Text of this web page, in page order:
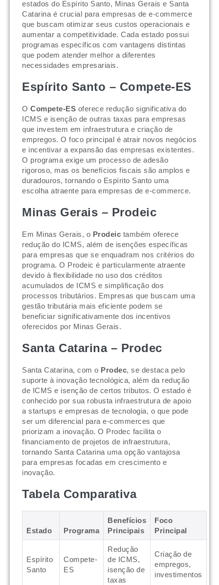
estados do Espírito Santo, Minas Gerais e Santa
Catarina é crucial para empresas de e-commerce
que buscam otimizar seus custos operacionais e
aumentar a competitividade. Cada estado possui
programas específicos com vantagens distintas
que podem atender melhor a diferentes
necessidades empresariais.
Espírito Santo – Compete-ES
O Compete-ES oferece redução significativa do
ICMS e isenção de outras taxas para empresas
que investem em infraestrutura e criação de
empregos. O foco principal é atrair novos negócios
e incentivar a expansão das empresas existentes.
O programa exige um processo de adesão
rigoroso, mas os benefícios fiscais são amplos e
duradouros, tornando o Espírito Santo uma
escolha atraente para empresas de e-commerce.
Minas Gerais – Prodeic
Em Minas Gerais, o Prodeic também oferece
redução do ICMS, além de isenções específicas
para empresas que se enquadram nos critérios do
programa. O Prodeic é particularmente atraente
devido à flexibilidade no uso dos créditos
acumulados de ICMS e simplificação dos
processos tributários. Empresas que buscam uma
gestão tributária mais eficiente podem se
beneficiar significativamente dos incentivos
oferecidos por Minas Gerais.
Santa Catarina – Prodec
Santa Catarina, com o Prodec, se destaca pelo
suporte à inovação tecnológica, além da redução
de ICMS e isenção de certos tributos. O estado é
conhecido por sua robusta infraestrutura de apoio
a startups e empresas de tecnologia, o que pode
ser um diferencial para e-commerces que
priorizam a inovação. O Prodec facilita o
financiamento de projetos de infraestrutura,
tornando Santa Catarina uma opção vantajosa
para empresas focadas em crescimento e
inovação.
Tabela Comparativa
Estado Programa
Benefícios
Principais
Foco
Principal
Espírito
Santo
Compete-
ES
Redução
de ICMS,
isenção de
taxas
Criação de
empregos,
investimentos